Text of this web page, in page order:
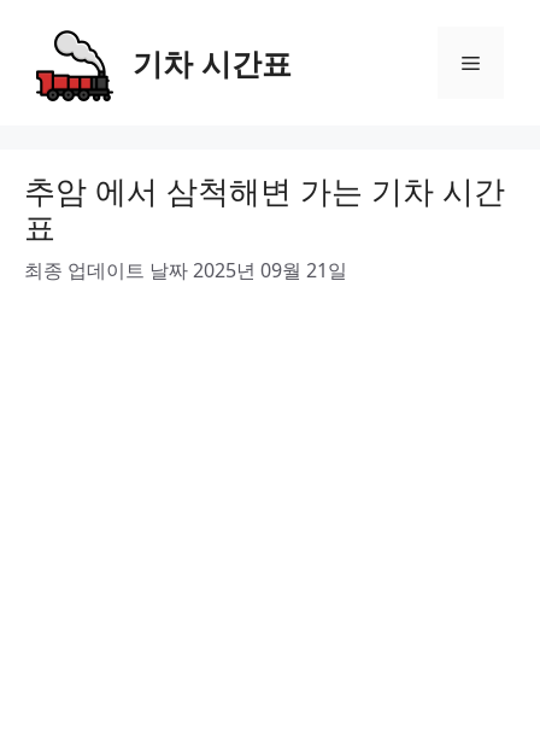
content
기차 시간표 Menu
추암 에서 삼척해변 가는 기차 시간
표
최종 업데이트 날짜 2025년 09월 21일